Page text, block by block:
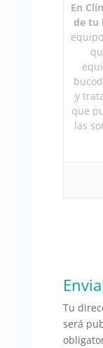
En
de tu
y
que
las
Tu
será